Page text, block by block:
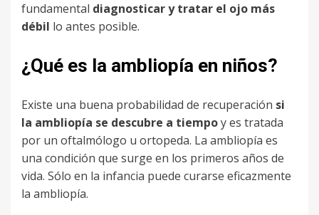
fundamental diagnosticar y tratar el ojo más
débil lo antes posible.
¿Qué es la ambliopía en niños?
Existe una buena probabilidad de recuperación si
la ambliopía se descubre a tiempoy es tratada
por un oftalmólogo u ortopeda. La ambliopía es
una condición que surge en los primeros años de
vida. Sólo en la infancia puede curarse eficazmente
la ambliopía.